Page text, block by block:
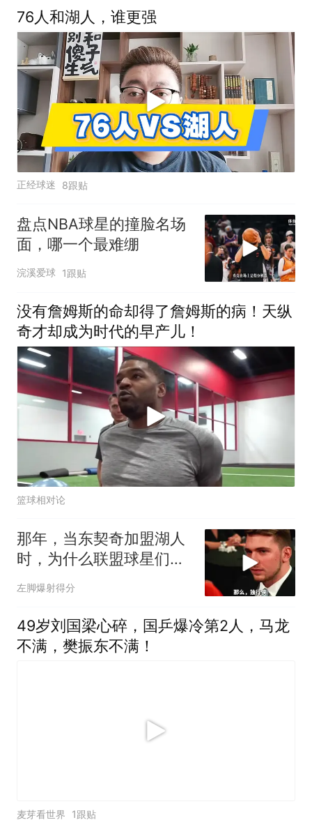
76人和湖人，谁更强
正经球迷 8跟贴
盘点NBA球星的撞脸名场
面，哪一个最难绷
浣溪爱球 1跟贴
没有詹姆斯的命却得了詹姆斯的病！天纵
奇才却成为时代的早产儿！
篮球相对论
那年，当东契奇加盟湖人
时，为什么联盟球星们会
齐齐露出这个反应
左脚爆射得分
49岁刘国梁心碎，国乒爆冷第2人，马龙
不满，樊振东不满！
麦芽看世界 1跟贴